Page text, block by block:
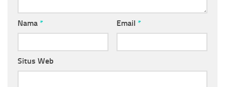
Nama * Email *
Situs Web